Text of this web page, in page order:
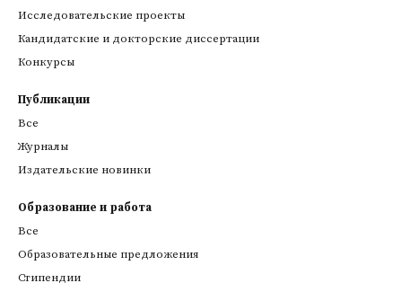
Исследовательские проекты
Кандидатские и докторские диссертации
Конкурсы
Публикации
Все
Журналы
Издательские новинки
Образование и работа
Все
Образовательные предложения
Стипендии